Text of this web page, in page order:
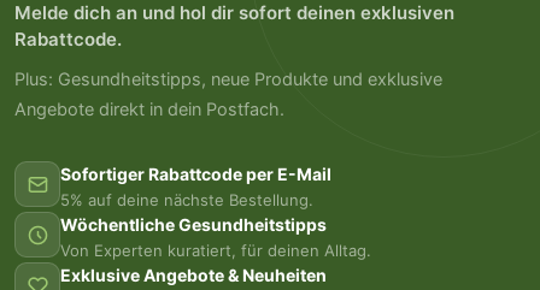
Melde dich an und hol dir sofort deinen exklusiven
Rabattcode.
Plus: Gesundheitstipps, neue Produkte und exklusive
Angebote direkt in dein Postfach.
Sofortiger Rabattcode per E-Mail
5% auf deine nächste Bestellung.
Wöchentliche Gesundheitstipps
Von Experten kuratiert, für deinen Alltag.
Exklusive Angebote & Neuheiten